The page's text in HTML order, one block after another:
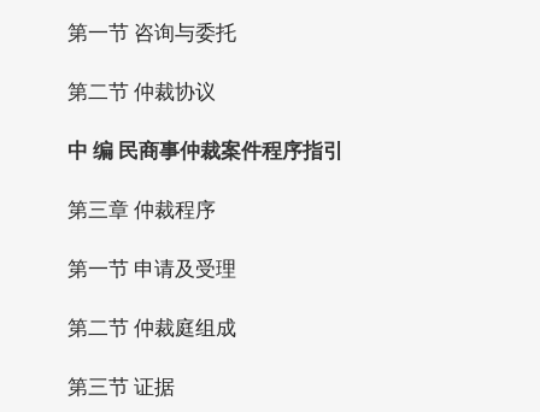
第一节 咨询与委托
第二节 仲裁协议
中 编 民商事仲裁案件程序指引
第三章 仲裁程序
第一节 申请及受理
第二节 仲裁庭组成
第三节 证据